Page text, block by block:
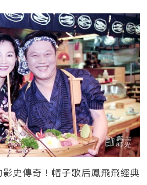
史傳奇！帽子歌后鳳飛飛經典